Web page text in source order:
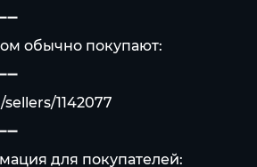
обычно покупают:
1142077
для покупателей: